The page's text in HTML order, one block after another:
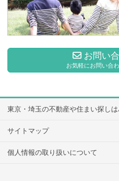
お問い
お気軽にお問い合
東京・埼玉の不動産や住まい探し
サイトマップ
個人情報の取り扱いについて